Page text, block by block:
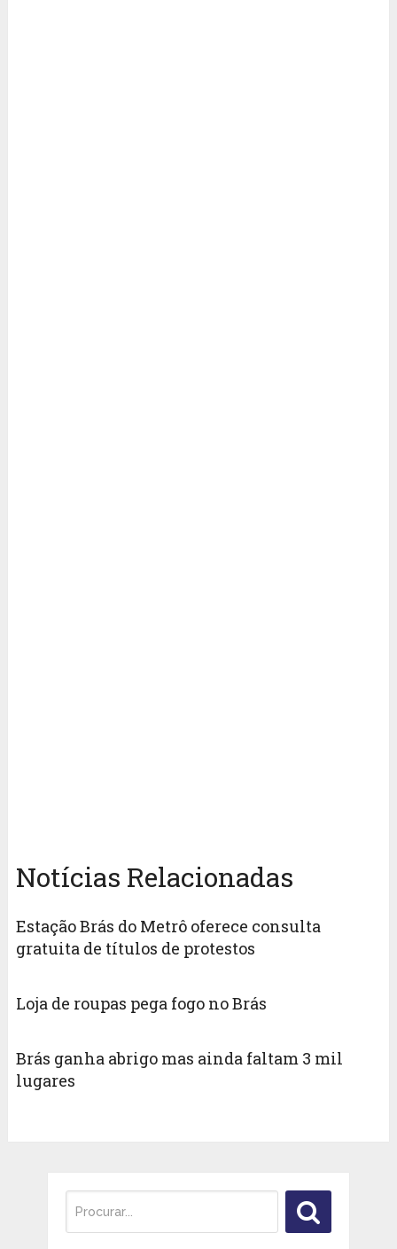
Notícias Relacionadas
Estação Brás do Metrô oferece consulta
gratuita de títulos de protestos
Loja de roupas pega fogo no Brás
Brás ganha abrigo mas ainda faltam 3 mil
lugares